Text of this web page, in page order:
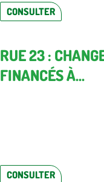
CONSULTER
RUE 23 :
FINANCÉS À...
CONSULTER